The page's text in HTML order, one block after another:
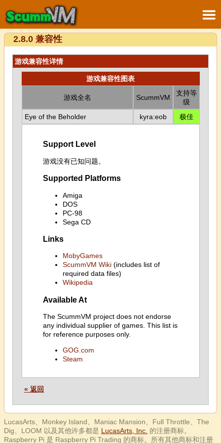
2.8.0 兼容性
游戏兼容性详情
游戏兼容性图表
游戏全名 ScummVM
支持等
级
Eye of the Beholder
kyra:eob 极佳
Support Level
游戏没有已知问题。
Supported Platforms
Amiga
DOS
PC-98
Sega CD
Links
MobyGames
ScummVM Wiki(includes list of
required data files)
Wikipedia
Available At
The ScummVM project does not endorse
any individual supplier of games. This list is
for reference purposes only.
GOG.com
Steam
« 返回
LucasArts、Monkey Island、Maniac Mansion、Full Throttle、The
Dig、LOOM 以及其他许多都是 LucasArts, Inc. 的注册商标。
Raspberry Pi 是 Raspberry Pi Trading 的商标。所有其他商标和注册